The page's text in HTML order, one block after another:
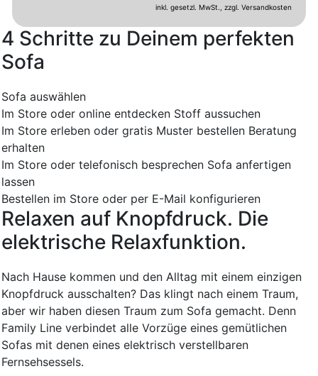
inkl. gesetzl. MwSt., zzgl. Versandkosten
4 Schritte zu Deinem perfekten
Sofa
Sofa auswählen
Im Store oder online entdecken Stoff aussuchen
Im Store erleben oder gratis Muster bestellen Beratung
erhalten
Im Store oder telefonisch besprechen Sofa anfertigen
lassen
Bestellen im Store oder per E-Mail konfigurieren
Relaxen auf Knopfdruck. Die
elektrische Relaxfunktion.
Nach Hause kommen und den Alltag mit einem einzigen
Knopfdruck ausschalten? Das klingt nach einem Traum,
aber wir haben diesen Traum zum Sofa gemacht. Denn
Family Line verbindet alle Vorzüge eines gemütlichen
Sofas mit denen eines elektrisch verstellbaren
Fernsehsessels.